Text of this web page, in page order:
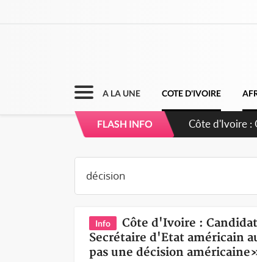
A LA UNE COTE D'IVOIRE
FLASH INFO Côte d'Ivoire :
Info
Côte d'Ivoire :
Secrétaire d'Etat américain
pas une décision